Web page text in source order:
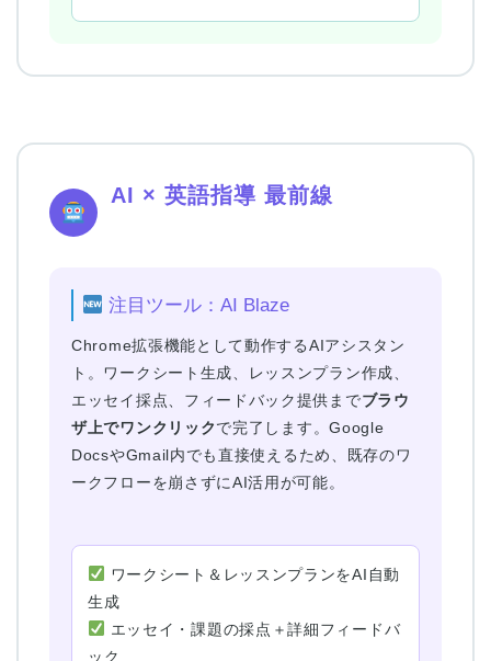
AI × 英語指導 最前線
注目ツール：AI Blaze
Chrome拡張機能として動作するAIアシスタン
ト。ワークシート生成、レッスンプラン作成、
エッセイ採点、フィードバック提供までブラウ
ザ上でワンクリックで完了します。Google
DocsやGmail内でも直接使えるため、既存のワ
ークフローを崩さずにAI活用が可能。
ワークシート＆レッスンプランをAI自動
生成
エッセイ・課題の採点＋詳細フィードバ
ック